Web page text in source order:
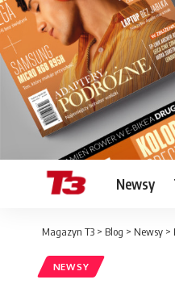
Newsy
Magazyn T3 > Blog > Newsy >
NEWSY